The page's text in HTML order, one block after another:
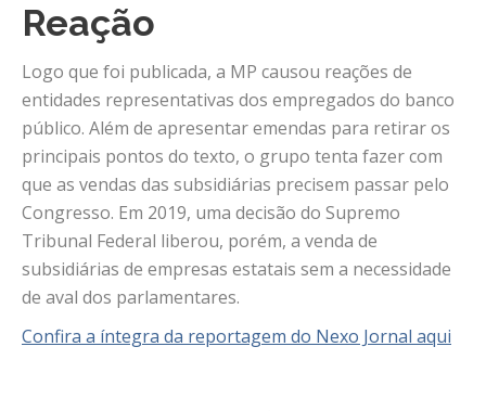
Reação
Logo que foi publicada, a MP causou reações de
entidades representativas dos empregados do banco
público. Além de apresentar emendas para retirar os
principais pontos do texto, o grupo tenta fazer com
que as vendas das subsidiárias precisem passar pelo
Congresso. Em 2019, uma decisão do Supremo
Tribunal Federal liberou, porém, a venda de
subsidiárias de empresas estatais sem a necessidade
de aval dos parlamentares.
Confira a íntegra da reportagem do Nexo Jornal aqui